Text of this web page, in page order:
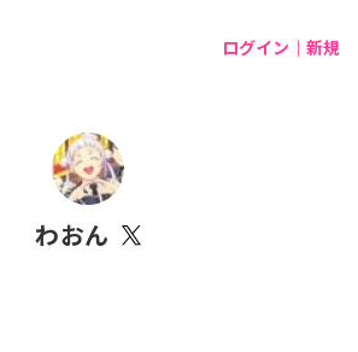
ログイン｜新規
わおん